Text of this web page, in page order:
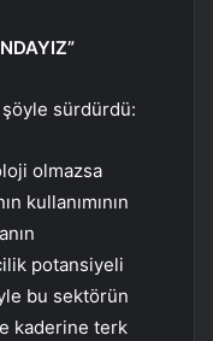
sürdürdü:
olmazsa
kullanımının
potansiyeli
bu sektörün
kaderine terk